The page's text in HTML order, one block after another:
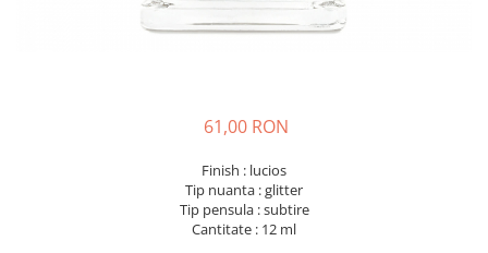
61,00 RON
Finish : lucios
Tip nuanta : glitter
Tip pensula : subtire
Cantitate : 12 ml